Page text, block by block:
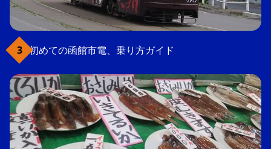
初めての函館市電、乗り方ガイド